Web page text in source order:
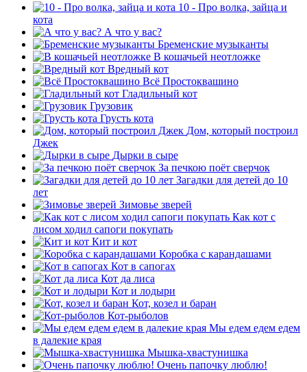
10 - Про волка, зайца и
кота
А что у вас?
Бременские музыканты
В кошачьей неотложке
Вредный кот
Всё Простоквашино
Гладильный кот
Грузовик
Грусть кота
Дом, который построил
Джек
Дырки в сыре
За печкою поёт сверчок
Загадки для детей до 10
лет
Зимовье зверей
Как кот с
лисом ходил сапоги покупать
Кит и кот
Коробка с карандашами
Кот в сапогах
Кот да лиса
Кот и лодыри
Кот, козел и баран
Кот-рыболов
Мы едем едем едем
в далекие края
Мышка-хвастунишка
Очень папочку люблю!